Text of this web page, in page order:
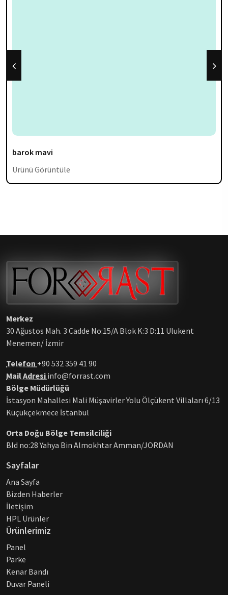
barok mavi
Ürünü Görüntüle
Merkez
30 Ağustos Mah. 3 Cadde No:15/A Blok K:3 D:11 Ulukent
Menemen/ İzmir
Telefon +90 532 359 41 90
Mail Adresi info@forrast.com
Bölge Müdürlüğü
İstasyon Mahallesi Mali Müşavirler Yolu Ölçükent Villaları 6/13
Küçükçekmece İstanbul
Orta Doğu Bölge Temsilciliği
Bld no:28 Yahya Bin Almokhtar Amman/JORDAN
Sayfalar
Ana Sayfa
Bizden Haberler
İletişim
HPL Ürünler
Ürünlerimiz
Panel
Parke
Kenar Bandı
Duvar Paneli